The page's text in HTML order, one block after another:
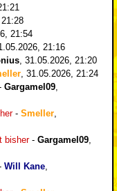
21:54
21:16
31.05.2026, 21:20
31.05.2026, 21:24
Gargamel09
- Smeller
bisher- Gargamel09
Will Kane